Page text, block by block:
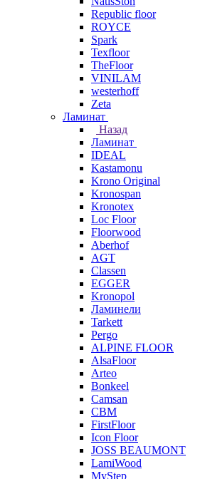
Republic floor
ROYCE
Spark
Texfloor
TheFloor
VINILAM
westerhoff
Zeta
Ламинат
Назад
Ламинат
IDEAL
Kastamonu
Krono Original
Kronospan
Kronotex
Loc Floor
Floorwood
Aberhof
AGT
Classen
EGGER
Kronopol
Ламинели
Tarkett
Pergo
ALPINE FLOOR
AlsaFloor
Arteo
Bonkeel
Camsan
CBM
FirstFloor
Icon Floor
JOSS BEAUMONT
LamiWood
MyStep